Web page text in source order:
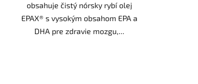
obsahuje čistý nórsky rybí olej
EPAX® s vysokým obsahom EPA a
DHA pre zdravie mozgu,...